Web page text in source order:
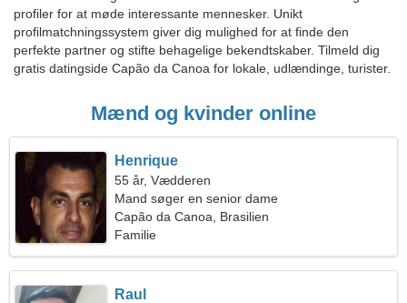
profiler for at møde interessante mennesker. Unikt
profilmatchningssystem giver dig mulighed for at finde den
perfekte partner og stifte behagelige bekendtskaber. Tilmeld dig
gratis datingside Capão da Canoa for lokale, udlændinge, turister.
Mænd og kvinder online
Henrique
55 år, Vædderen
Mand søger en senior dame
Capão da Canoa, Brasilien
Familie
Raul